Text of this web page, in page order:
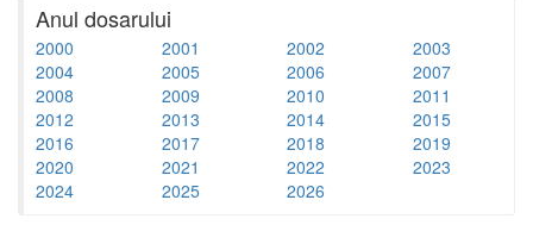
Anul dosarului
2000 2001 2002
2003
2004
2005 2006
2007
2008
2009 2010
2011
2012
2013 2014
2015
2016
2017 2018
2019
2020
2021 2022
2023
2024
2025 2026